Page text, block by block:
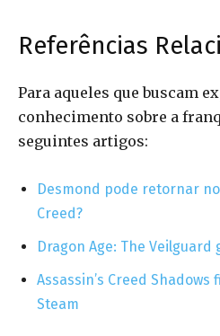
Referências
Para aqueles que buscam
conhecimento sobre a
seguintes artigos:
Desmond pode retornar
Creed?
Dragon Age: The Veilguard
Assassin’s Creed
Steam